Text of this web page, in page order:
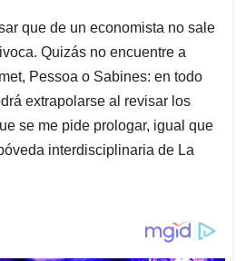
que de un economista no sale
Quizás no encuentre a
Pessoa o Sabines: en todo
extrapolarse al revisar los
se me pide prologar, igual que
interdisciplinaria de La